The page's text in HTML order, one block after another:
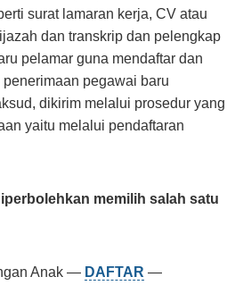
surat lamaran kerja, CV atau
dan transkrip dan pelengkap
pelamar guna mendaftar dan
pegawai baru
dikirim melalui prosedur yang
yaitu melalui pendaftaran
memilih salah satu
Anak — DAFTAR —